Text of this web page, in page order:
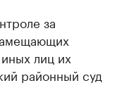
за
лиц их
районный суд